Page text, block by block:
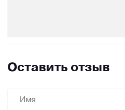
Оставить отзыв